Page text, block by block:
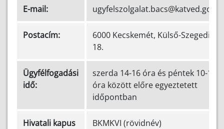
E-mail:
Postacím:
6000 Kecskemét, Külső-Szegedi út
18.
Ügyfélfogadási
idő:
szerda 14-16 óra és péntek 10-12
óra között előre egyeztetett
időpontban
Hivatali kapus
BKMKVI (rövidnév)